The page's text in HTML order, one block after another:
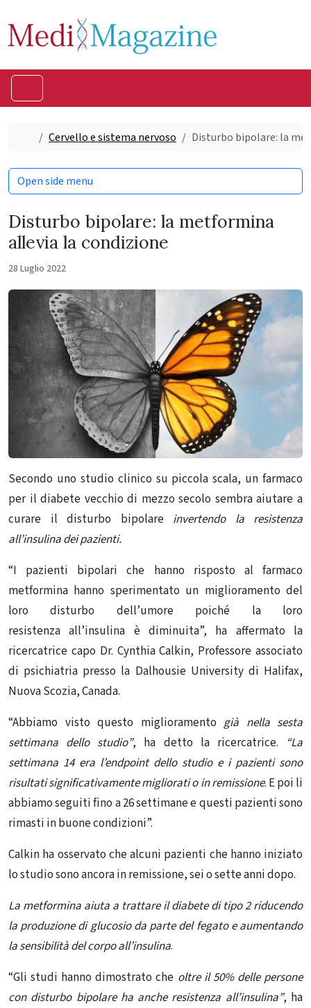
Home
Cervello e sistema nervoso Disturbo bipolare: la
Disturbo bipolare: la metformina
allevia la condizione
28 Luglio 2022
Secondo uno studio clinico su piccola scala, un farmaco
per il diabete vecchio di mezzo secolo sembra aiutare a
curare il disturbo bipolare invertendo la resistenza
all’insulina dei pazienti.
“I pazienti bipolari che hanno risposto al farmaco
metformina hanno sperimentato un miglioramento del
loro disturbo dell’umore poiché la loro
resistenza all’insulina è diminuita”, ha affermato la
ricercatrice capo Dr. Cynthia Calkin, Professore associato
di psichiatria presso la Dalhousie University di Halifax,
Nuova Scozia, Canada.
“Abbiamo visto questo miglioramento già nella sesta
settimana dello studio”, ha detto la ricercatrice.
“La
settimana 14 era l’endpoint dello studio e i pazienti sono
risultati significativamente migliorati o in remissione. E poi li
abbiamo seguiti fino a 26 settimane e questi pazienti sono
rimasti in buone condizioni”.
Calkin ha osservato che alcuni pazienti che hanno iniziato
lo studio sono ancora in remissione, sei o sette anni dopo.
La metformina aiuta a trattare il diabetedi tipo 2 riducendo
la produzione di glucosio da parte del fegato e aumentando
la sensibilità del corpo all’insulina.
“Gli studi hanno dimostrato che oltre il 50% delle persone
con disturbo bipolare ha anche resistenza all’insulina”, ha
Open side menu